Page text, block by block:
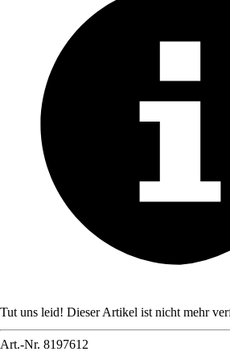
Tut uns leid! Dieser Artikel ist nicht mehr
Art.-Nr. 8197612